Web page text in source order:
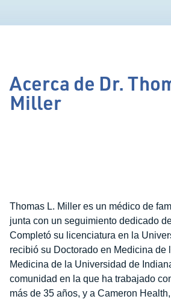
Acerca de Dr.
Miller
Thomas L. Miller es un médico de
junta con un seguimiento dedicado
Completó su licenciatura en la
recibió su Doctorado en Medicina de
Medicina de la Universidad de
comunidad en la que ha trabajado
más de 35 años, y a Cameron